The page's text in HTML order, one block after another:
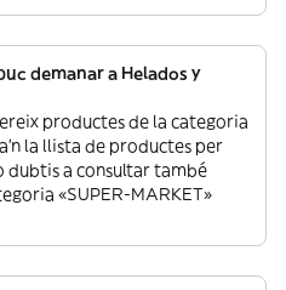
demanar a Helados y
productes de la categoria
la llista de productes per
dubtis a consultar també
«SUPER-MARKET»